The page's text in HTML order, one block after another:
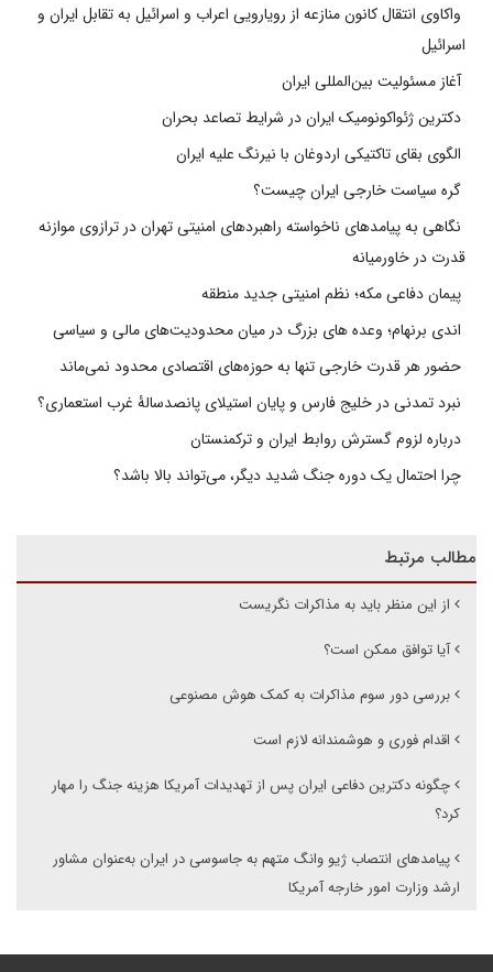
واکاوی انتقال کانون منازعه از رویارویی اعراب و اسرائیل به تقابل ایران و
اسرائیل
آغاز مسئولیت بین‌المللی ایران
دکترین ژئواکونومیک ایران در شرایط تصاعد بحران
الگوی بقای تاکتیکی اردوغان با نیرنگ علیه ایران
گره سیاست خارجی ایران چیست؟
نگاهی به پیامدهای ناخواسته راهبردهای امنیتی تهران در ترازوی موازنه
قدرت در خاورمیانه
پیمان دفاعی مکه؛ نظم امنیتی جدید منطقه
اندی برنهام؛ وعده های بزرگ در میان محدودیت‌های مالی و سیاسی
حضور هر قدرت خارجی تنها به حوزه‌های اقتصادی محدود نمی‌ماند
نبرد تمدنی در خلیج فارس و پایان استیلای پانصدسالۀ غرب استعماری؟
درباره لزوم گسترش روابط ایران و ترکمنستان
چرا احتمال یک دوره جنگ شدید دیگر، می‌تواند بالا باشد؟
مطالب مرتبط
از این منظر باید به مذاکرات نگریست
آیا توافق ممکن است؟
بررسی دور سوم مذاکرات به کمک هوش مصنوعی
اقدام فوری و هوشمندانه لازم است
چگونه دکترین دفاعی ایران پس از تهدیدات آمریکا هزینه جنگ را مهار
کرد؟
پیامدهای انتصاب ژیو وانگ متهم به جاسوسی در ایران به‌عنوان مشاور
ارشد وزارت امور خارجه آمریکا